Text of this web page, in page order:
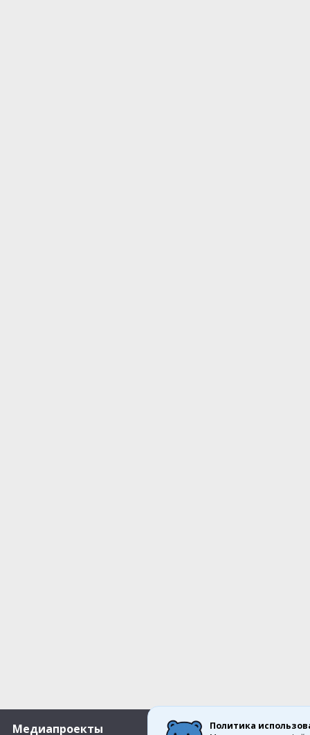
Медиапроекты О компании
Политика